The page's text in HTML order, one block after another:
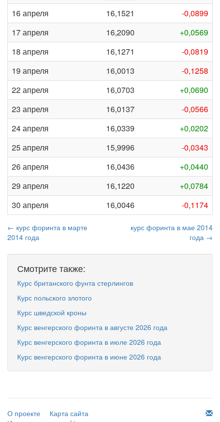
16 апреля
16,1521
-0,0899
17 апреля
16,2090
+0,0569
18 апреля
16,1271
-0,0819
19 апреля
16,0013
-0,1258
22 апреля
16,0703
+0,0690
23 апреля
16,0137
-0,0566
24 апреля
16,0339
+0,0202
25 апреля
15,9996
-0,0343
26 апреля
16,0436
+0,0440
29 апреля
16,1220
+0,0784
30 апреля
16,0046 -0,1174
← курс форинта в марте
2014 года
курс форинта в мае 2014
года →
Смотрите также:
Курс британского фунта стерлингов
Курс польского злотого
Курс шведской кроны
Курс венгерского форинта в августе 2026 года
Курс венгерского форинта в июле 2026 года
Курс венгерского форинта в июне 2026 года
О проекте
Карта сайта